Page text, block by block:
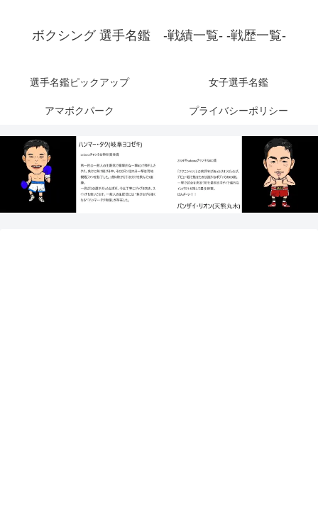
ボクシング 選手名鑑 -戦績一覧- -戦歴一覧-
選手名鑑ピックアップ 女子選手名鑑
アマボクパーク プライバシーポリシー